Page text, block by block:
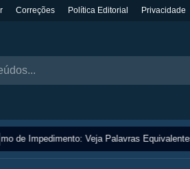
Correções Política Editorial Privacidade
de Impedimento: Veja Palavras Equivalentes